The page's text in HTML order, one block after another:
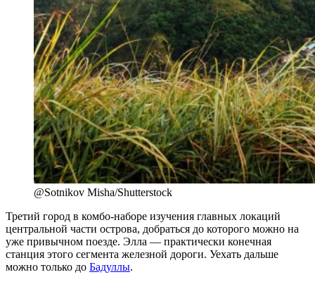
@Sotnikov Misha/Shutterstock
Третий город в комбо-наборе изучения главных локаций
центральной части острова, добраться до которого можно на
уже привычном поезде. Элла — практически конечная
станция этого сегмента железной дороги. Уехать дальше
можно только до Бадуллы.